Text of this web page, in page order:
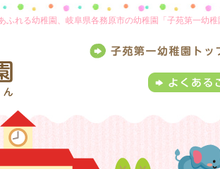
れる幼稚園、岐阜県各務原市の幼稚園「子苑第一幼